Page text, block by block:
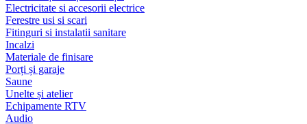
Electricitate si accesorii electrice
Ferestre usi si scari
Fitinguri si instalatii sanitare
Incalzi
Materiale de finisare
Porți și garaje
Saune
Unelte și atelier
Echipamente RTV
Audio